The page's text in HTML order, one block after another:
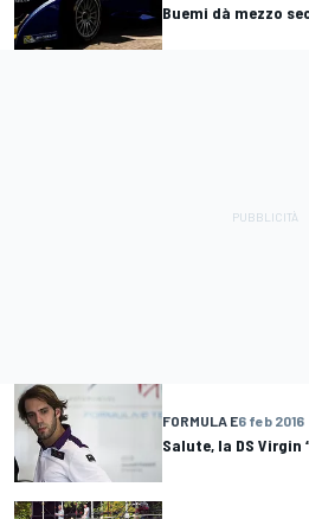
Buemi dà mezzo
FORMULA E6 feb 2016
Salute, la DS Virgin